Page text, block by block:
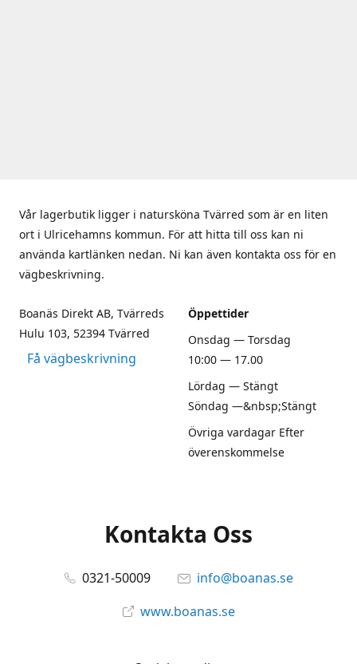
Vår lagerbutik ligger i natursköna Tvärred som är en liten
ort i Ulricehamns kommun. För att hitta till oss kan ni
använda kartlänken nedan. Ni kan även kontakta oss för en
vägbeskrivning.
Boanäs Direkt AB, Tvärreds
Hulu 103, 52394 Tvärred
Få vägbeskrivning
Öppettider
Onsdag — Torsdag
10:00 — 17.00
Lördag — Stängt
Söndag —&nbsp;Stängt
Övriga vardagar Efter
överenskommelse
Kontakta Oss
0321-50009
info@boanas.se
www.boanas.se